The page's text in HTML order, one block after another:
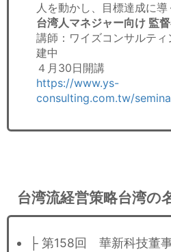
人を動かし、目標達成に
台湾人マネジャー向け 監
講師：ワイズコンサルテ
建中
４月30日開講
https://www.ys-
consulting.com.tw/
台湾流経営策略台湾の
├ 第158回 華新科技董